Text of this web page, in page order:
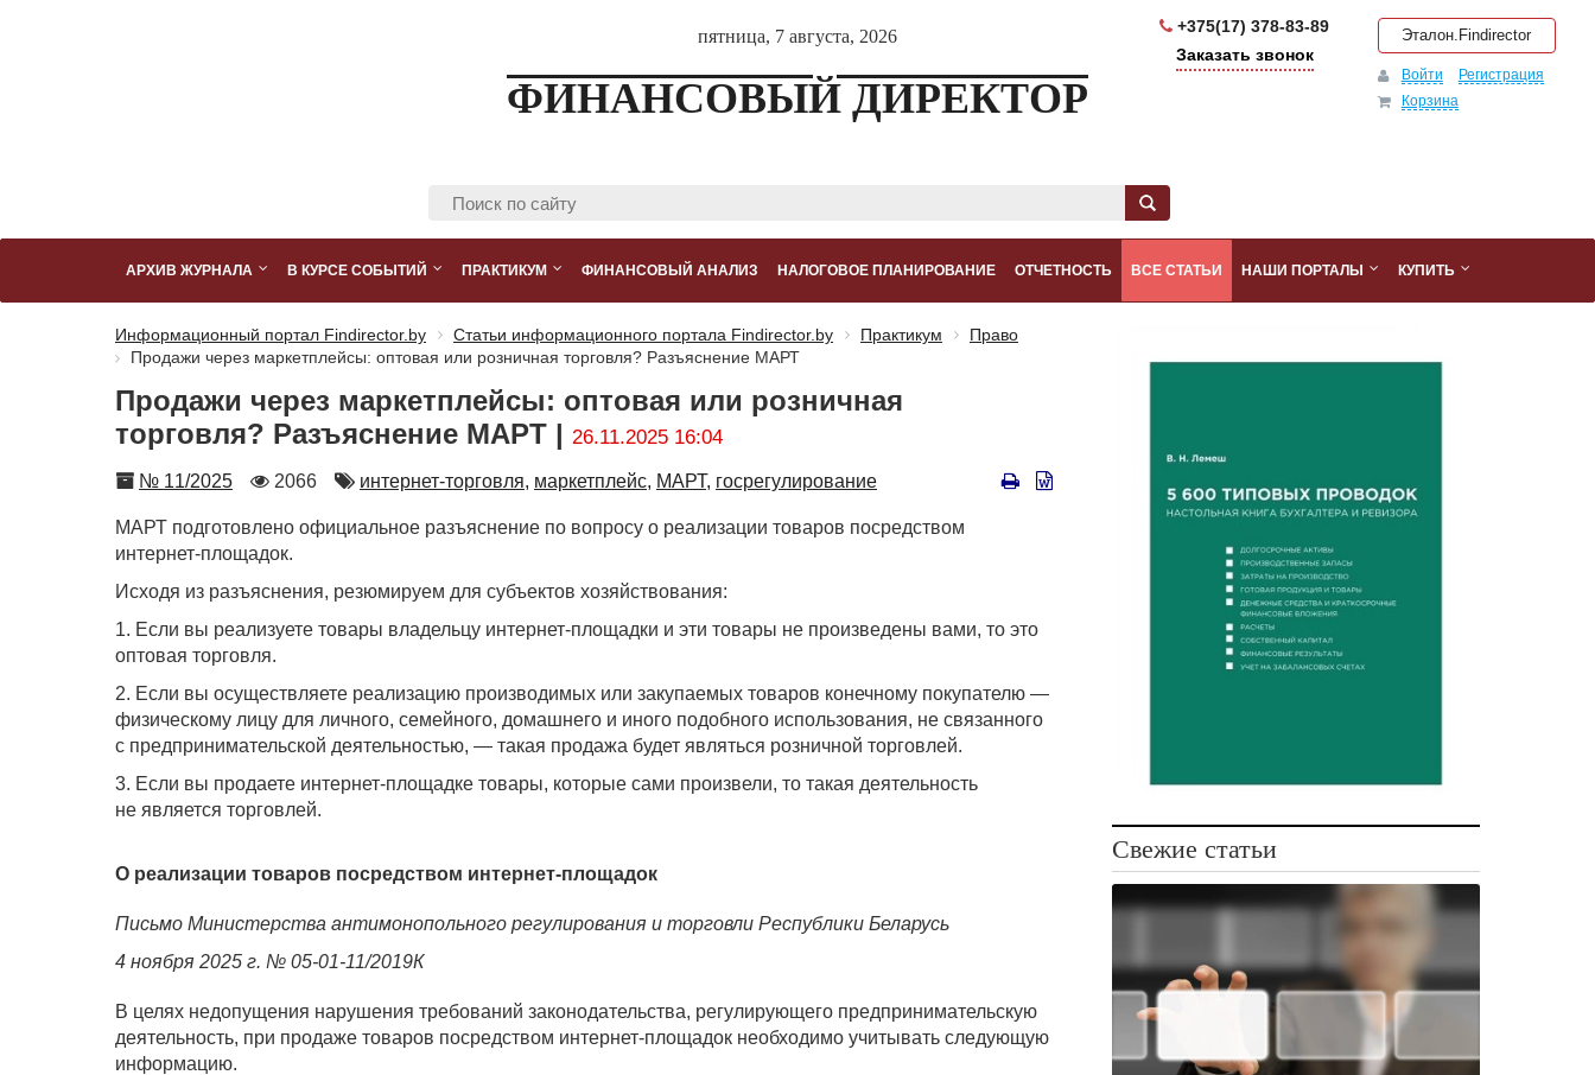
пятница, 7 августа, 2026
ФИНАНСОВЫЙ ДИРЕКТОР
+375(17) 378-83-89
Заказать звонок
Эталон.Findirector
Войти
Регистрация
Корзина
АРХИВ ЖУРНАЛА В КУРСЕ СОБЫТИЙ ПРАКТИКУМ ФИНАНСОВЫЙ АНАЛИЗ НАЛОГОВОЕ ПЛАНИРОВАНИЕ ОТЧЕТНОСТЬ ВСЕ СТАТЬИ НАШИ ПОРТАЛЫ КУПИТЬ
Информационный портал Findirector.by Статьи информационного портала Findirector.by Практикум
Право
Продажи через маркетплейсы: оптовая или розничная торговля? Разъяснение МАРТ
Продажи через маркетплейсы: оптовая или розничная
торговля? Разъяснение МАРТ | 26.11.2025 16:04
Номер
№ 11/2025
Количество
2066 Автор
интернет-торговля, маркетплейс, МАРТ, госрегулирование
МАРТ подготовлено официальное разъяснение по вопросу о реализации товаров посредством
интернет-площадок.
Исходя из разъяснения, резюмируем для субъектов хозяйствования:
1. Если вы реализуете товары владельцу интернет-площадки и эти товары не произведены вами, то это
оптовая торговля.
2. Если вы осуществляете реализацию производимых или закупаемых товаров конечному покупателю —
физическому лицу для личного, семейного, домашнего и иного подобного использования, не связанного
с предпринимательской деятельностью, — такая продажа будет являться розничной торговлей.
3. Если вы продаете интернет-площадке товары, которые сами произвели, то такая деятельность
не является торговлей.
О реализации товаров посредством интернет-площадок
Письмо Министерства антимонопольного регулирования и торговли Республики Беларусь
4 ноября 2025 г. № 05-01-11/2019К
В целях недопущения нарушения требований законодательства, регулирующего предпринимательскую
деятельность, при продаже товаров посредством интернет-площадок необходимо учитывать следующую
информацию.
Свежие статьи